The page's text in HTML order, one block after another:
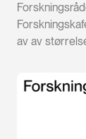
av av